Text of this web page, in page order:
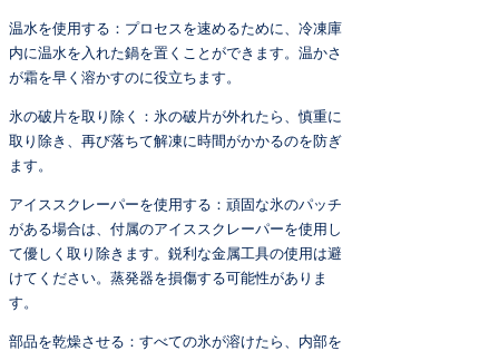
温水を使用する：プロセスを速めるために、冷凍庫
内に温水を入れた鍋を置くことができます。温かさ
が霜を早く溶かすのに役立ちます。
氷の破片を取り除く：氷の破片が外れたら、慎重に
取り除き、再び落ちて解凍に時間がかかるのを防ぎ
ます。
アイススクレーパーを使用する：頑固な氷のパッチ
がある場合は、付属のアイススクレーパーを使用し
て優しく取り除きます。鋭利な金属工具の使用は避
けてください。蒸発器を損傷する可能性がありま
す。
部品を乾燥させる：すべての氷が溶けたら、内部を